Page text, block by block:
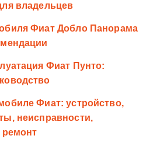
владельцев
Фиат Добло Панорама
Фиат Пунто:
Фиат: устройство,
неисправности,
ремонт